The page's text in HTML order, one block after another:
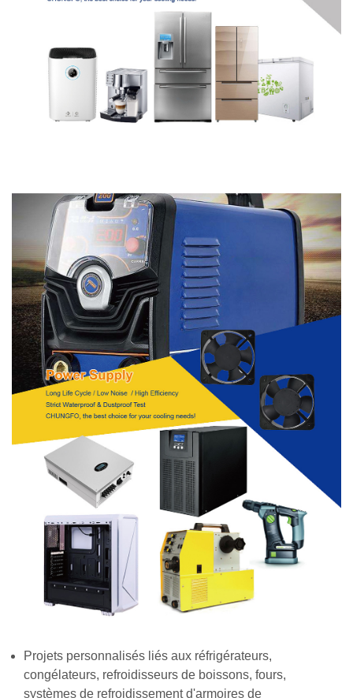
Projets personnalisés liés aux réfrigérateurs,
congélateurs, refroidisseurs de boissons, fours,
systèmes de refroidissement d'armoires de